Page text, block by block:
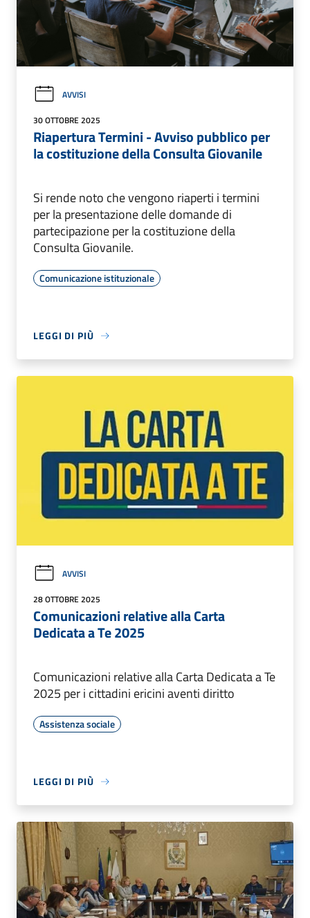
AVVISI
30 OTTOBRE 2025
Riapertura Termini - Avviso pubblico per
la costituzione della Consulta Giovanile
Si rende noto che vengono riaperti i termini
per la presentazione delle domande di
partecipazione per la costituzione della
Consulta Giovanile.
Comunicazione istituzionale
LEGGI DI PIÙ
AVVISI
28 OTTOBRE 2025
Comunicazioni relative alla Carta
Dedicata a Te 2025
Comunicazioni relative alla Carta Dedicata a Te
2025 per i cittadini ericini aventi diritto
Assistenza sociale
LEGGI DI PIÙ